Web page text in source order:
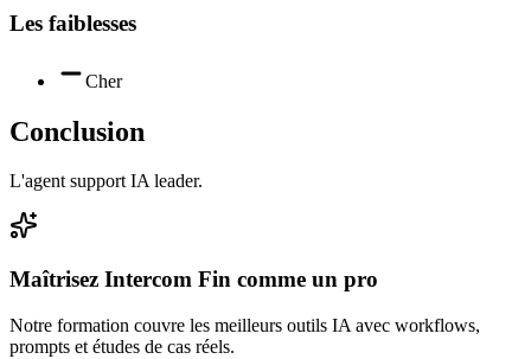
Les faiblesses
Cher
Conclusion
L'agent support IA leader.
Maîtrisez Intercom Fin comme un pro
Notre formation couvre les meilleurs outils IA avec workflows,
prompts et études de cas réels.